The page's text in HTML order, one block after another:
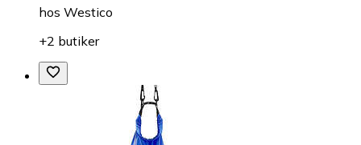
hos Westico
+2 butiker